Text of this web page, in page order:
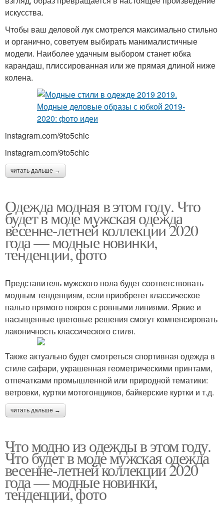
искусства.
Чтобы ваш деловой лук смотрелся максимально стильно
и органично, советуем выбирать манималистичные
модели. Наиболее удачным выбором станет юбка
карандаш, плиссированная или же прямая длиной ниже
колена.
instagram.com/9to5chic
instagram.com/9to5chic
читать дальше →
Одежда модная в этом году. Что
будет в моде мужская одежда
весенне-летней коллекции 2020
года — модные новинки,
тенденции, фото
Представитель мужского пола будет соответствовать
модным тенденциям, если приобретет классическое
пальто прямого покроя с ровными линиями. Яркие и
насыщенные цветовые решения смогут компенсировать
лаконичность классического стиля.
Также актуально будет смотреться спортивная одежда в
стиле сафари, украшенная геометрическими принтами,
отпечатками промышленной или природной тематики:
ветровки, куртки мотогонщиков, байкерские куртки и т.д.
читать дальше →
Что модно из одежды в этом году.
Что будет в моде мужская одежда
весенне-летней коллекции 2020
года — модные новинки,
тенденции, фото